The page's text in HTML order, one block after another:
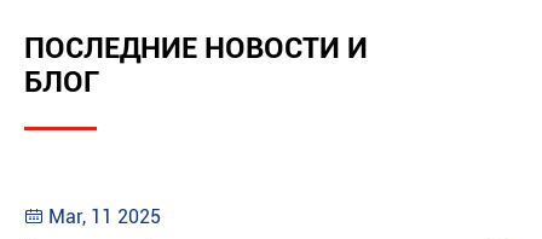
ПОСЛЕДНИЕ НОВОСТИ И
БЛОГ
 Mar, 11 2025